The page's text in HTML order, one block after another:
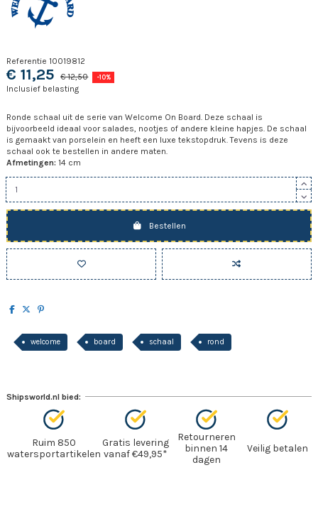
Referentie 10019812
€ 11,25 € 12,50 -10%
Inclusief belasting
Ronde schaal uit de serie van Welcome On Board. Deze schaal is
bijvoorbeeld ideaal voor salades, nootjes of andere kleine hapjes. De schaal
is gemaakt van porselein en heeft een luxe tekstopdruk. Tevens is deze
schaal ook te bestellen in andere maten.
Afmetingen: 14 cm
Bestellen
welcome board schaal rond
Shipsworld.nl bied:
Ruim 850
watersportartikelen
Gratis levering
vanaf €49,95*
Retourneren
binnen 14
dagen
Veilig betalen